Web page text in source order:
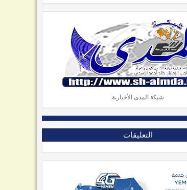
شبكة المدى الأخبارية
التعليقات